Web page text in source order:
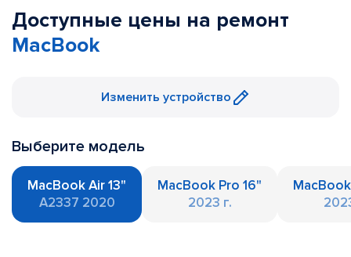
Доступные цены на ремонт
MacBook
Изменить устройство
Выберите модель
MacBook Air 13"
A2337 2020
MacBook Pro 16"
2023 г.